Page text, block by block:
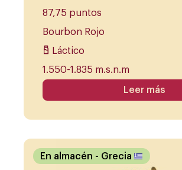
87,75 puntos
Bourbon Rojo
Láctico
1.550-1.835 m.s.n.m
Leer más
En almacén - Grecia